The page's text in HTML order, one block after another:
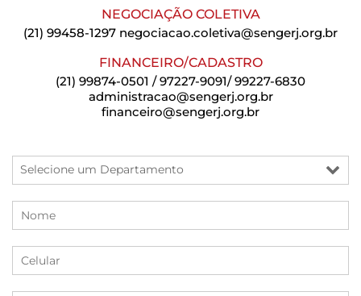
NEGOCIAÇÃO COLETIVA
(21) 99458-1297 negociacao.coletiva@sengerj.org.br
FINANCEIRO/CADASTRO
(21) 99874-0501 / 97227-9091/ 99227-6830
administracao@sengerj.org.br
financeiro@sengerj.org.br